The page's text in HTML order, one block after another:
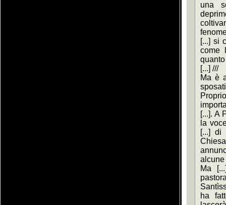
una
[...] si
come
[...] ///
Ma è
[...]. A
la
[...] di
Ma
ha